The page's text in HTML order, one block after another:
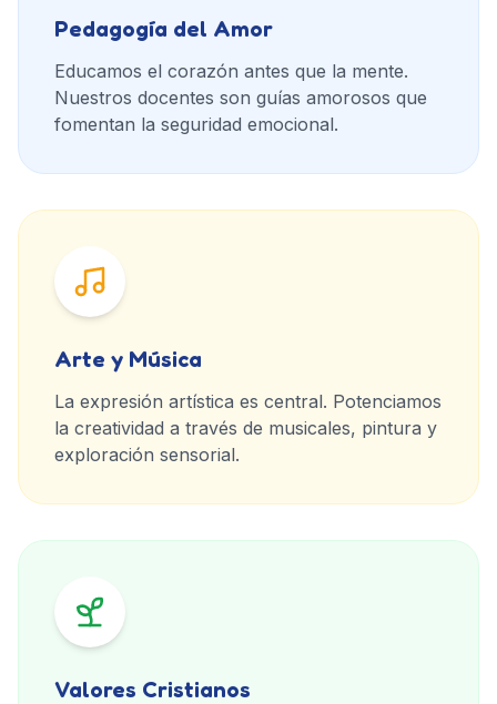
Pedagogía del Amor
Educamos el corazón antes que la mente.
Nuestros docentes son guías amorosos que
fomentan la seguridad emocional.
Arte y Música
La expresión artística es central. Potenciamos
la creatividad a través de musicales, pintura y
exploración sensorial.
Valores Cristianos